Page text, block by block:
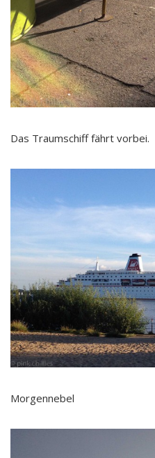
Das Traumschiff fährt vorbei.
Morgennebel